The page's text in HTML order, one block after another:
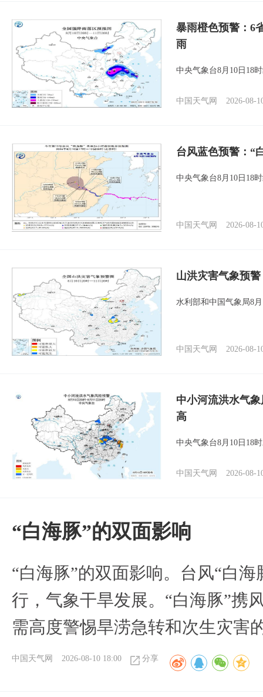
暴雨橙色预警：6
雨
中央气象台8月10日18
中国天气网 2026-08-
台风蓝色预警：“
中央气象台8月10日18
中国天气网 2026-08-
山洪灾害气象预
水利部和中国气象局8
中国天气网 2026-08-
中小河流洪水气
高
中央气象台8月10日18
中国天气网 2026-08-
​“白海豚”的双面影响
​“白海豚”的双面影响。台风“白
行，气象干旱发展。“白海豚”携
需高度警惕旱涝急转和次生灾害
中国天气网 2026-08-10 18:00 分享